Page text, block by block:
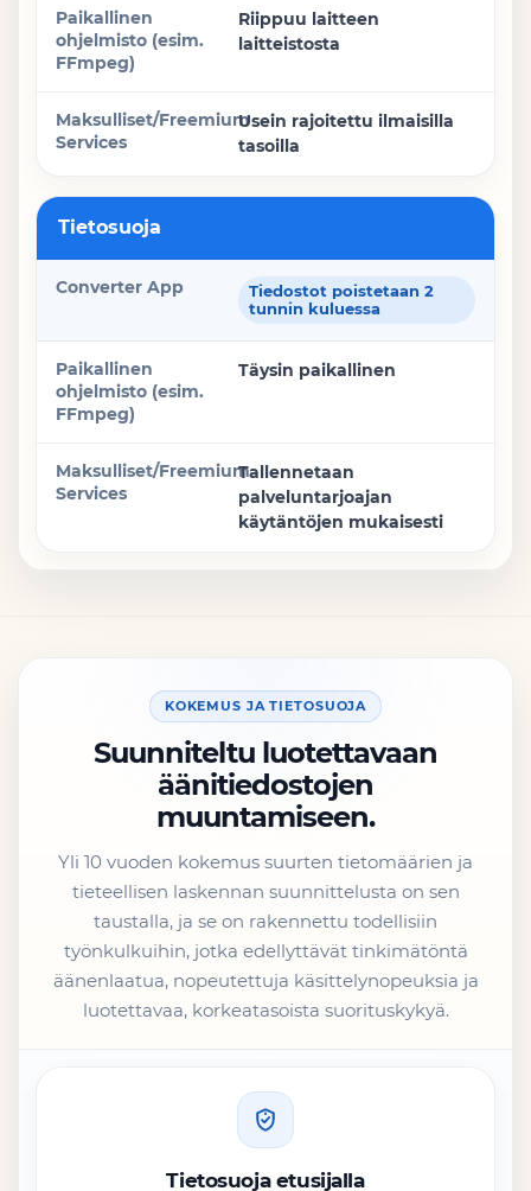
Riippuu laitteen
laitteistosta
Usein rajoitettu ilmaisilla
tasoilla
Tietosuoja
Tiedostot poistetaan 2
tunnin kuluessa
Täysin paikallinen
Tallennetaan
palveluntarjoajan
käytäntöjen mukaisesti
KOKEMUS JA TIETOSUOJA
Suunniteltu luotettavaan
äänitiedostojen
muuntamiseen.
Yli 10 vuoden kokemus suurten tietomäärien ja
tieteellisen laskennan suunnittelusta on sen
taustalla, ja se on rakennettu todellisiin
työnkulkuihin, jotka edellyttävät tinkimätöntä
äänenlaatua, nopeutettuja käsittelynopeuksia ja
luotettavaa, korkeatasoista suorituskykyä.
Tietosuoja etusijalla